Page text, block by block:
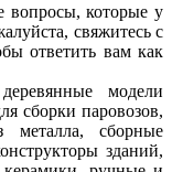
вопросы, которые у
свяжитесь с
ответить вам как
модели
сборки паровозов,
сборные
зданий,